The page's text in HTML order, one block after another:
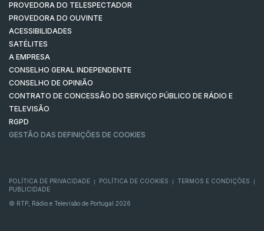
PROVEDORA DO TELESPECTADOR
PROVEDORA DO OUVINTE
ACESSIBILIDADES
SATÉLITES
A EMPRESA
CONSELHO GERAL INDEPENDENTE
CONSELHO DE OPINIÃO
CONTRATO DE CONCESSÃO DO SERVIÇO PÚBLICO DE RÁDIO E
TELEVISÃO
RGPD
GESTÃO DAS DEFINIÇÕES DE COOKIES
POLÍTICA DE PRIVACIDADE POLÍTICA DE COOKIES TERMOS E CONDIÇÕES
PUBLICIDADE
© RTP, Rádio e Televisão de Portugal 2026